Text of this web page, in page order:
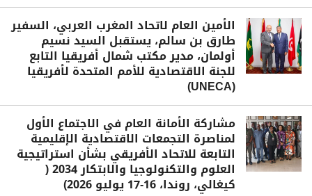
الأمين العام لاتحاد المغرب العربي، السفير
طارق بن سالم، يستقبل السيد نسيم
أولمان، مدير مكتب شمال أفريقيا التابع
للجنة الاقتصادية للأمم المتحدة لأفريقيا
(UNECA)
مشاركة الأمانة العام في الاجتماع الأول
لمناصرة التجمعات الاقتصادية الإقليمية
التابعة للاتحاد الأفريقي بشأن استراتيجية
العلوم والتكنولوجيا والابتكار 2034 (
كيغالي، روندا، 16-17 يوليو 2026)